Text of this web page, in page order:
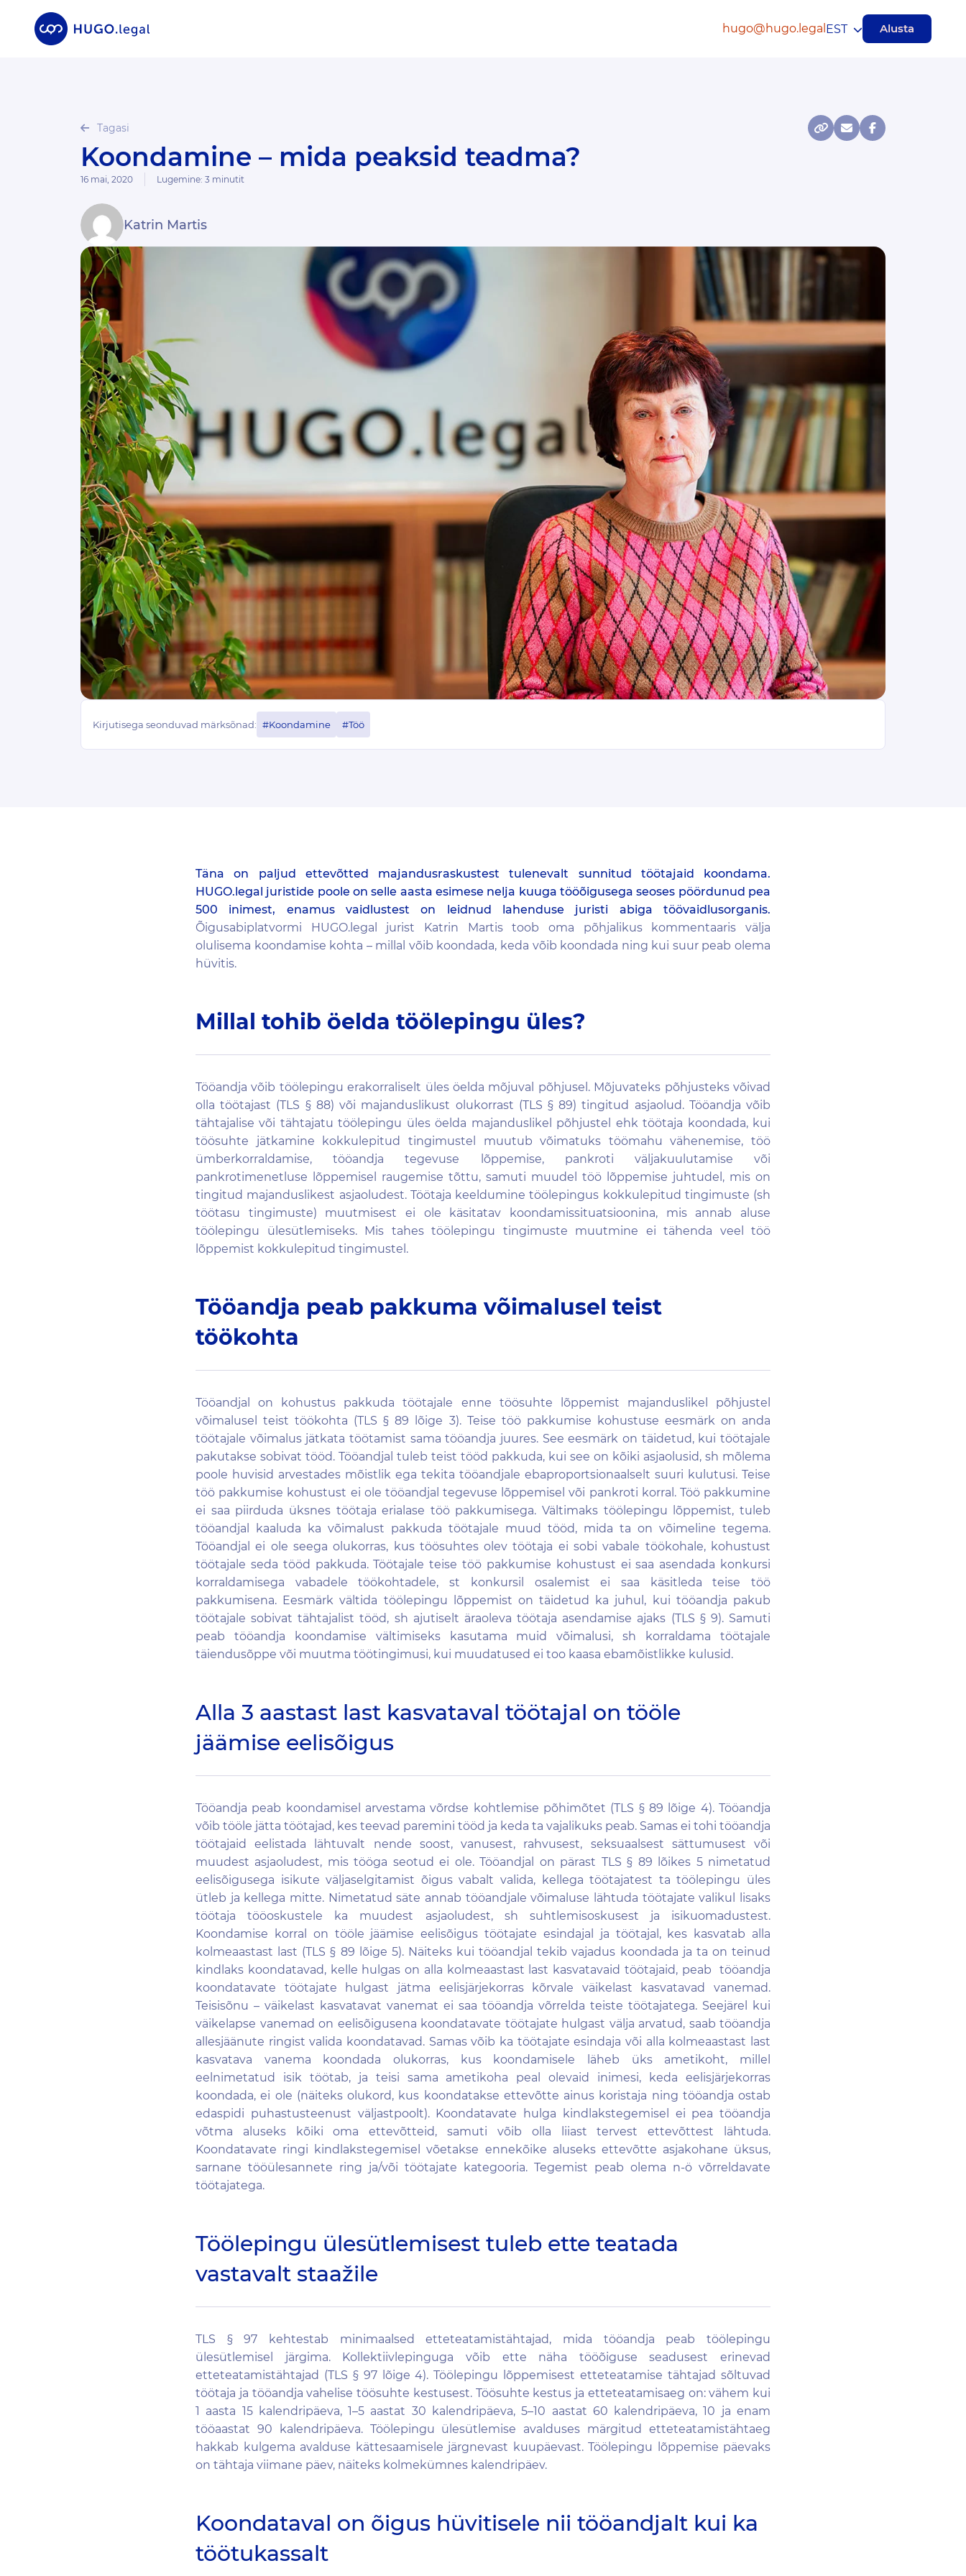
hugo@hugo.legal Alusta
EST
Tagasi
Koondamine – mida peaksid teadma?
16 mai, 2020 Lugemine: 3 minutit
Katrin Martis
Kirjutisega seonduvad märksõnad: #Koondamine #Töö
Täna on paljud ettevõtted majandusraskustest tulenevalt sunnitud töötajaid koondama.
HUGO.legal juristide poole on selle aasta esimese nelja kuuga tööõigusega seoses pöördunud pea
500 inimest, enamus vaidlustest on leidnud lahenduse juristi abiga töövaidlusorganis.
Õigusabiplatvormi HUGO.legal jurist Katrin Martis toob oma põhjalikus kommentaaris välja
olulisema koondamise kohta – millal võib koondada, keda võib koondada ning kui suur peab olema
hüvitis.
Millal tohib öelda töölepingu üles?
Tööandja võib töölepingu erakorraliselt üles öelda mõjuval põhjusel. Mõjuvateks põhjusteks võivad
olla töötajast (TLS § 88) või majanduslikust olukorrast (TLS § 89) tingitud asjaolud. Tööandja võib
tähtajalise või tähtajatu töölepingu üles öelda majanduslikel põhjustel ehk töötaja koondada, kui
töösuhte jätkamine kokkulepitud tingimustel muutub võimatuks töömahu vähenemise, töö
ümberkorraldamise, tööandja tegevuse lõppemise, pankroti väljakuulutamise või
pankrotimenetluse lõppemisel raugemise tõttu, samuti muudel töö lõppemise juhtudel, mis on
tingitud majanduslikest asjaoludest. Töötaja keeldumine töölepingus kokkulepitud tingimuste (sh
töötasu tingimuste) muutmisest ei ole käsitatav koondamissituatsioonina, mis annab aluse
töölepingu ülesütlemiseks. Mis tahes töölepingu tingimuste muutmine ei tähenda veel töö
lõppemist kokkulepitud tingimustel.
Tööandja peab pakkuma võimalusel teist
töökohta
Tööandjal on kohustus pakkuda töötajale enne töösuhte lõppemist majanduslikel põhjustel
võimalusel teist töökohta (TLS § 89 lõige 3). Teise töö pakkumise kohustuse eesmärk on anda
töötajale võimalus jätkata töötamist sama tööandja juures. See eesmärk on täidetud, kui töötajale
pakutakse sobivat tööd. Tööandjal tuleb teist tööd pakkuda, kui see on kõiki asjaolusid, sh mõlema
poole huvisid arvestades mõistlik ega tekita tööandjale ebaproportsionaalselt suuri kulutusi. Teise
töö pakkumise kohustust ei ole tööandjal tegevuse lõppemisel või pankroti korral. Töö pakkumine
ei saa piirduda üksnes töötaja erialase töö pakkumisega. Vältimaks töölepingu lõppemist, tuleb
tööandjal kaaluda ka võimalust pakkuda töötajale muud tööd, mida ta on võimeline tegema.
Tööandjal ei ole seega olukorras, kus töösuhtes olev töötaja ei sobi vabale töökohale, kohustust
töötajale seda tööd pakkuda. Töötajale teise töö pakkumise kohustust ei saa asendada konkursi
korraldamisega vabadele töökohtadele, st konkursil osalemist ei saa käsitleda teise töö
pakkumisena. Eesmärk vältida töölepingu lõppemist on täidetud ka juhul, kui tööandja pakub
töötajale sobivat tähtajalist tööd, sh ajutiselt äraoleva töötaja asendamise ajaks (TLS § 9). Samuti
peab tööandja koondamise vältimiseks kasutama muid võimalusi, sh korraldama töötajale
täiendusõppe või muutma töötingimusi, kui muudatused ei too kaasa ebamõistlikke kulusid.
Alla 3 aastast last kasvataval töötajal on tööle
jäämise eelisõigus
Tööandja peab koondamisel arvestama võrdse kohtlemise põhimõtet (TLS § 89 lõige 4). Tööandja
võib tööle jätta töötajad, kes teevad paremini tööd ja keda ta vajalikuks peab. Samas ei tohi tööandja
töötajaid eelistada lähtuvalt nende soost, vanusest, rahvusest, seksuaalsest sättumusest või
muudest asjaoludest, mis tööga seotud ei ole. Tööandjal on pärast TLS § 89 lõikes 5 nimetatud
eelisõigusega isikute väljaselgitamist õigus vabalt valida, kellega töötajatest ta töölepingu üles
ütleb ja kellega mitte. Nimetatud säte annab tööandjale võimaluse lähtuda töötajate valikul lisaks
töötaja tööoskustele ka muudest asjaoludest, sh suhtlemisoskusest ja isikuomadustest.
Koondamise korral on tööle jäämise eelisõigus töötajate esindajal ja töötajal, kes kasvatab alla
kolmeaastast last (TLS § 89 lõige 5). Näiteks kui tööandjal tekib vajadus koondada ja ta on teinud
kindlaks koondatavad, kelle hulgas on alla kolmeaastast last kasvatavaid töötajaid, peab tööandja
koondatavate töötajate hulgast jätma eelisjärjekorras kõrvale väikelast kasvatavad vanemad.
Teisisõnu – väikelast kasvatavat vanemat ei saa tööandja võrrelda teiste töötajatega. Seejärel kui
väikelapse vanemad on eelisõigusena koondatavate töötajate hulgast välja arvatud, saab tööandja
allesjäänute ringist valida koondatavad. Samas võib ka töötajate esindaja või alla kolmeaastast last
kasvatava vanema koondada olukorras, kus koondamisele läheb üks ametikoht, millel
eelnimetatud isik töötab, ja teisi sama ametikoha peal olevaid inimesi, keda eelisjärjekorras
koondada, ei ole (näiteks olukord, kus koondatakse ettevõtte ainus koristaja ning tööandja ostab
edaspidi puhastusteenust väljastpoolt). Koondatavate hulga kindlakstegemisel ei pea tööandja
võtma aluseks kõiki oma ettevõtteid, samuti võib olla liiast tervest ettevõttest lähtuda.
Koondatavate ringi kindlakstegemisel võetakse ennekõike aluseks ettevõtte asjakohane üksus,
sarnane tööülesannete ring ja/või töötajate kategooria. Tegemist peab olema n-ö võrreldavate
töötajatega.
Töölepingu ülesütlemisest tuleb ette teatada
vastavalt staažile
TLS § 97 kehtestab minimaalsed etteteatamistähtajad, mida tööandja peab töölepingu
ülesütlemisel järgima. Kollektiivlepinguga võib ette näha tööõiguse seadusest erinevad
etteteatamistähtajad (TLS § 97 lõige 4). Töölepingu lõppemisest etteteatamise tähtajad sõltuvad
töötaja ja tööandja vahelise töösuhte kestusest. Töösuhte kestus ja etteteatamisaeg on: vähem kui
1 aasta 15 kalendripäeva, 1–5 aastat 30 kalendripäeva, 5–10 aastat 60 kalendripäeva, 10 ja enam
tööaastat 90 kalendripäeva. Töölepingu ülesütlemise avalduses märgitud etteteatamistähtaeg
hakkab kulgema avalduse kättesaamisele järgnevast kuupäevast. Töölepingu lõppemise päevaks
on tähtaja viimane päev, näiteks kolmekümnes kalendripäev.
Koondataval on õigus hüvitisele nii tööandjalt kui ka
töötukassalt